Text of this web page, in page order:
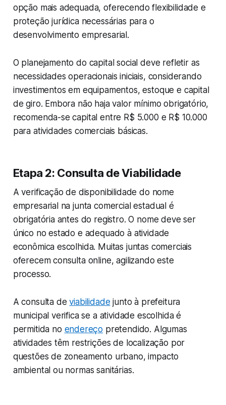
opção mais adequada, oferecendo flexibilidade e
proteção jurídica necessárias para o
desenvolvimento empresarial.
O planejamento do capital social deve refletir as
necessidades operacionais iniciais, considerando
investimentos em equipamentos, estoque e capital
de giro. Embora não haja valor mínimo obrigatório,
recomenda-se capital entre R$ 5.000 e R$ 10.000
para atividades comerciais básicas.
Etapa 2: Consulta de Viabilidade
A verificação de disponibilidade do nome
empresarial na junta comercial estadual é
obrigatória antes do registro. O nome deve ser
único no estado e adequado à atividade
econômica escolhida. Muitas juntas comerciais
oferecem consulta online, agilizando este
processo.
A consulta deviabilidade junto à prefeitura
municipal verifica se a atividade escolhida é
permitida no endereço pretendido. Algumas
atividades têm restrições de localização por
questões de zoneamento urbano, impacto
ambiental ou normas sanitárias.